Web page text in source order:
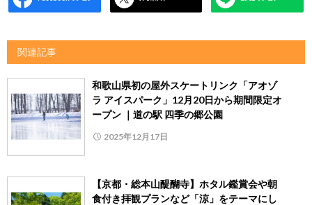
関連記事
和歌山県初の屋外スケートリンク「アオゾ
ラ アイスパーク」12月20日から期間限定オ
ープン ｜道の駅 四季の郷公園
2025年12月17日
【京都・総本山醍醐寺】ホタル鑑賞会や朝
食付き拝観プランなど「涼」をテーマにし